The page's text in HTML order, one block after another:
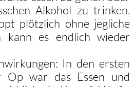
Alkohol zu trinken.
plötzlich ohne jegliche
kann es endlich wieder
In den ersten
Op war das Essen und